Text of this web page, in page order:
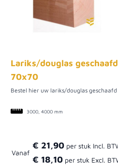
Lariks/douglas geschaafd
70x70
3000, 4000 mm
Vanaf
€ 21,90
€ 18,10